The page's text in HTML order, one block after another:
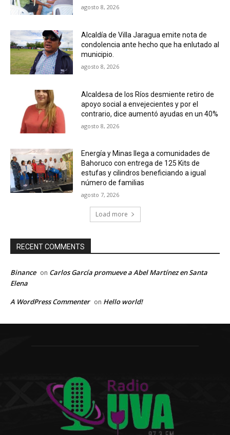
agosto 8, 2026
Alcaldía de Villa Jaragua emite nota de
condolencia ante hecho que ha enlutado al
municipio.
agosto 8, 2026
Alcaldesa de los Ríos desmiente retiro de
apoyo social a envejecientes y por el
contrario, dice aumentó ayudas en un 40%
agosto 8, 2026
Energía y Minas llega a comunidades de
Bahoruco con entrega de 125 Kits de
estufas y cilindros beneficiando a igual
número de familias
agosto 7, 2026
Load more
RECENT COMMENTS
Binance on Carlos García promueve a Abel Martínez en Santa
Elena
A WordPress Commenter on Hello world!